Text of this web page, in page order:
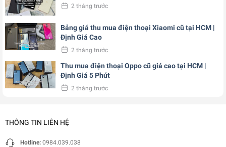
2 tháng trước
Bảng giá thu mua điện thoại Xiaomi cũ tại HCM |
Định Giá Cao
2 tháng trước
Thu mua điện thoại Oppo cũ giá cao tại HCM |
Định Giá 5 Phút
2 tháng trước
THÔNG TIN LIÊN HỆ
Hotline: 0984.039.038